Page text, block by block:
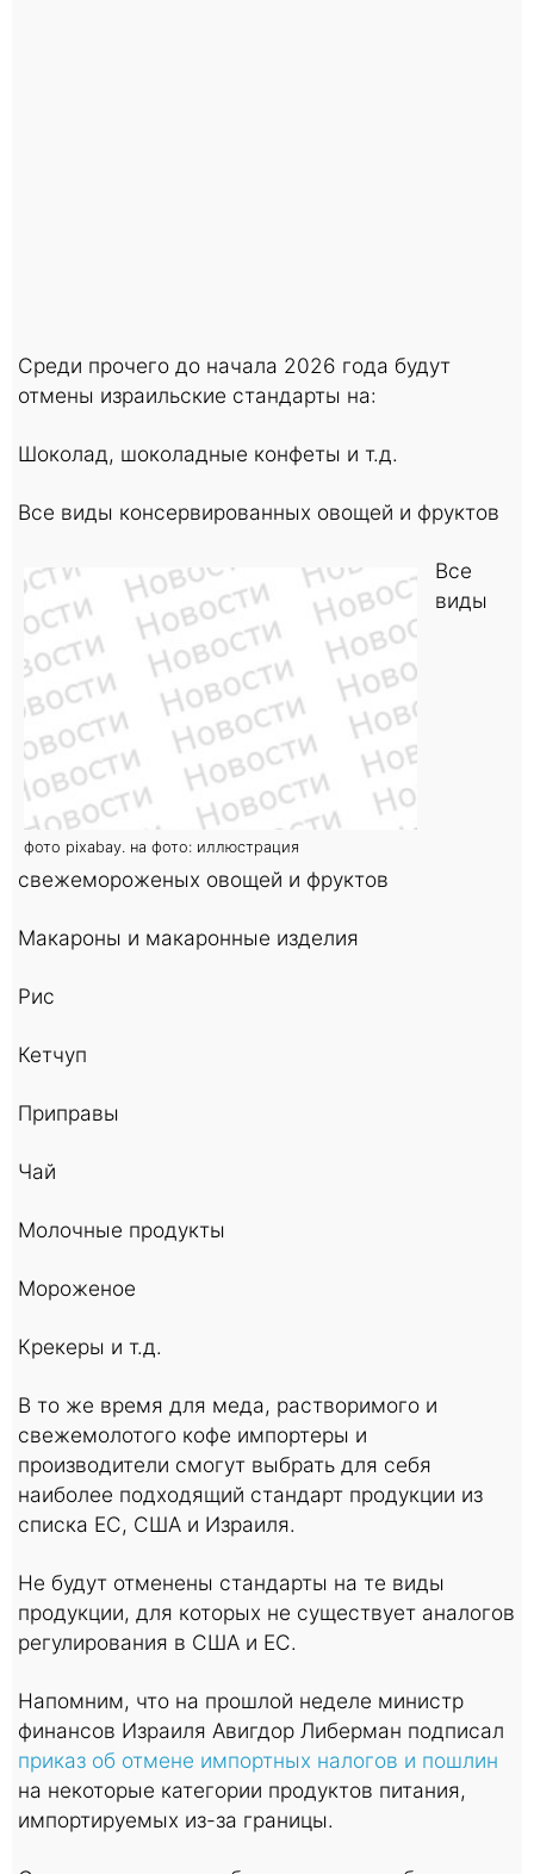
Среди прочего до начала 2026 года будут
отмены израильские стандарты на:
Шоколад, шоколадные конфеты и т.д.
Все виды консервированных овощей и фруктов
фото pixabay. на фото: иллюстрация
Все
виды
свежемороженых овощей и фруктов
Макароны и макаронные изделия
Рис
Кетчуп
Приправы
Чай
Молочные продукты
Мороженое
Крекеры и т.д.
В то же время для меда, растворимого и
свежемолотого кофе импортеры и
производители смогут выбрать для себя
наиболее подходящий стандарт продукции из
списка ЕС, США и Израиля.
Не будут отменены стандарты на те виды
продукции, для которых не существует аналогов
регулирования в США и ЕС.
Напомним, что на прошлой неделе министр
финансов Израиля Авигдор Либерман подписал
приказ об отмене импортных налогов и пошлин
на некоторые категории продуктов питания,
импортируемых из-за границы.